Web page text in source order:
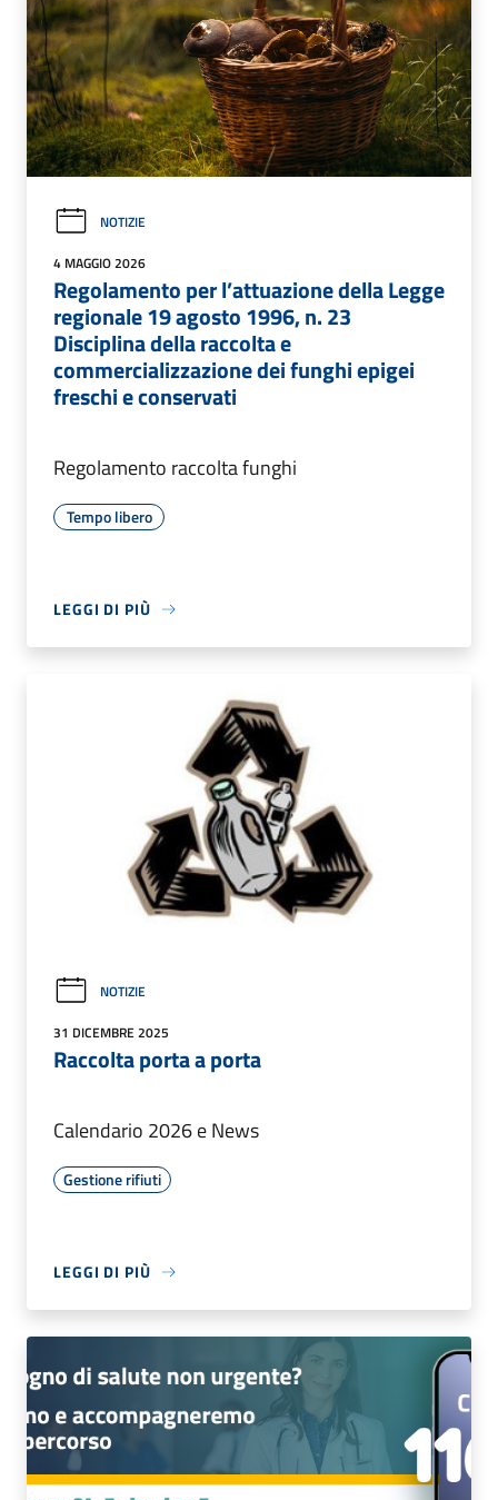
NOTIZIE
4 MAGGIO 2026
Regolamento per l’attuazione della Legge
regionale 19 agosto 1996, n. 23
Disciplina della raccolta e
commercializzazione dei funghi epigei
freschi e conservati
Regolamento raccolta funghi
Tempo libero
LEGGI DI PIÙ
NOTIZIE
31 DICEMBRE 2025
Raccolta porta a porta
Calendario 2026 e News
Gestione rifiuti
LEGGI DI PIÙ